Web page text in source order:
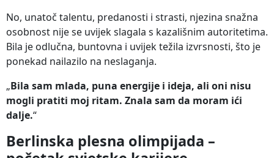
No, unatoč talentu, predanosti i strasti, njezina snažna
osobnost nije se uvijek slagala s kazališnim autoritetima.
Bila je odlučna, buntovna i uvijek težila izvrsnosti, što je
ponekad nailazilo na neslaganja.
„Bila sam mlada, puna energije i ideja, ali oni nisu
mogli pratiti moj ritam. Znala sam da moram ići
dalje.“
Berlinska plesna olimpijada –